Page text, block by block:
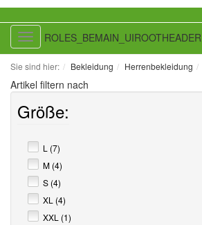
Toggle
navigation
ROLES_BEMAIN_UIROOTHEADER
Sie sind hier: Bekleidung Herrenbekleidung
Artikel filtern nach
Größe:
L (7)
M (4)
S (4)
XL (4)
XXL (1)